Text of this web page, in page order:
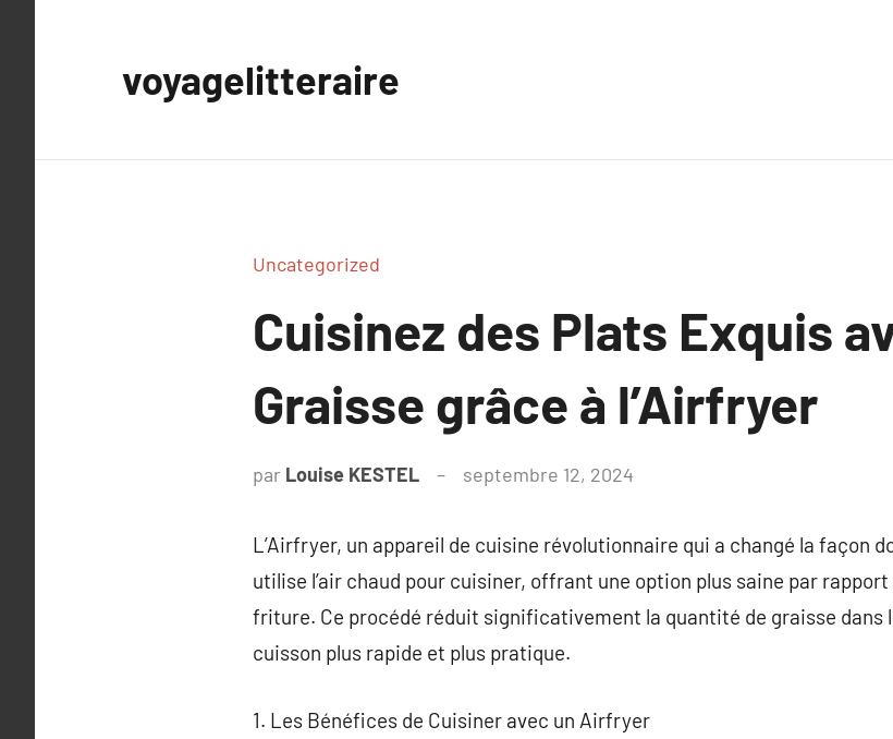
voyagelitteraire
Uncategorized
Cuisinez des Plats Exquis
Graisse grâce à l’Airfryer
par Louise KESTEL septembre 12, 2024
L’Airfryer, un appareil de cuisine révolutionnaire qui a changé la façon
utilise l’air chaud pour cuisiner, offrant une option plus saine par
friture. Ce procédé réduit significativement la quantité de graisse dans
cuisson plus rapide et plus pratique.
1. Les Bénéfices de Cuisiner avec un Airfryer